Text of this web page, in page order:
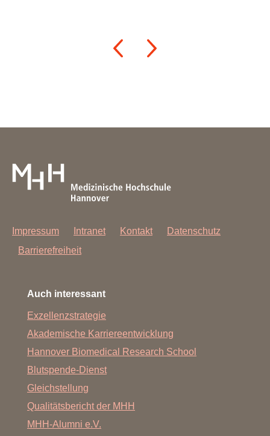
Impressum Intranet Kontakt
Datenschutz
Barrierefreiheit
Auch interessant
Exzellenzstrategie
Akademische Karriereentwicklung
Hannover Biomedical Research School
Blutspende-Dienst
Gleichstellung
Qualitätsbericht der MHH
MHH-Alumni e.V.